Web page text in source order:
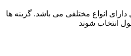
انواع مختلفی می باشد. گزینه ها
انتخاب شوند